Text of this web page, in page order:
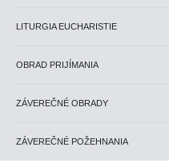
LITURGIA EUCHARISTIE
OBRAD PRIJÍMANIA
ZÁVEREČNÉ OBRADY
ZÁVEREČNÉ POŽEHNANIA